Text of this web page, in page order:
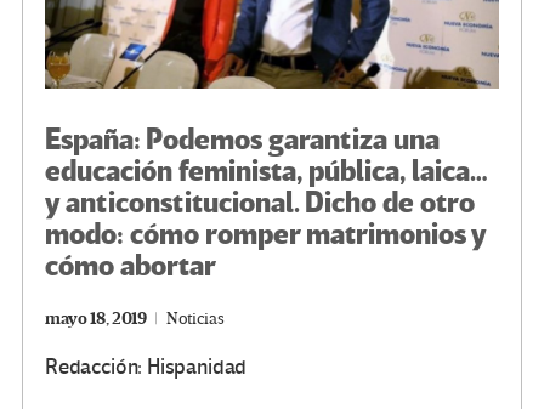
España: Podemos garantiza una
educación feminista, pública, laica…
y anticonstitucional. Dicho de otro
modo: cómo romper matrimonios y
cómo abortar
mayo 18, 2019 Noticias
Redacción: Hispanidad